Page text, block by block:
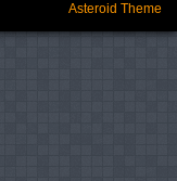
Asteroid Theme